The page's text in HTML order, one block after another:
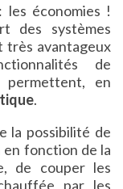
économies !
des systèmes
très avantageux
de
permettent, en
.
la possibilité de
fonction de la
de couper les
par les